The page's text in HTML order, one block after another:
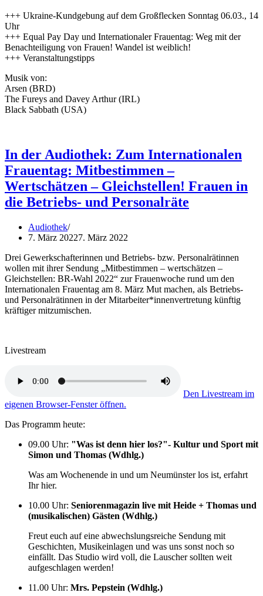
+++ Ukraine-Kundgebung auf dem Großflecken Sonntag 06.03., 14
Uhr
+++ Equal Pay Day und Internationaler Frauentag: Weg mit der
Benachteiligung von Frauen! Wandel ist weiblich!
+++ Veranstaltungstipps
Musik von:
Arsen (BRD)
The Fureys and Davey Arthur (IRL)
Black Sabbath (USA)
In der Audiothek: Zum Internationalen
Frauentag: Mitbestimmen –
Wertschätzen – Gleichstellen! Frauen in
die Betriebs- und Personalräte
Audiothek
7. März 20227. März 2022
Drei Gewerkschafterinnen und Betriebs- bzw. Personalrätinnen
wollen mit ihrer Sendung „Mitbestimmen – wertschätzen –
Gleichstellen: BR-Wahl 2022“ zur Frauenwoche rund um den
Internationalen Frauentag am 8. März Mut machen, als Betriebs-
und Personalrätinnen in der Mitarbeiter*innenvertretung künftig
kräftiger mitzumischen.
Livestream
Den Livestream im
eigenen Browser-Fenster öffnen.
Das Programm heute:
09.00 Uhr: "Was ist denn hier los?"- Kultur und Sport mit
Simon und Thomas (Wdhlg.)
Was am Wochenende in und um Neumünster los ist, erfahrt
Ihr hier.
10.00 Uhr: Seniorenmagazin live mit Heide + Thomas und
(musikalischen) Gästen (Wdhlg.)
Freut euch auf eine abwechslungsreiche Sendung mit
Geschichten, Musikeinlagen und was uns sonst noch so
einfällt. Das Studio wird voll, die Lauscher sollten weit
aufgeschlagen werden!
11.00 Uhr: Mrs. Pepstein (Wdhlg.)